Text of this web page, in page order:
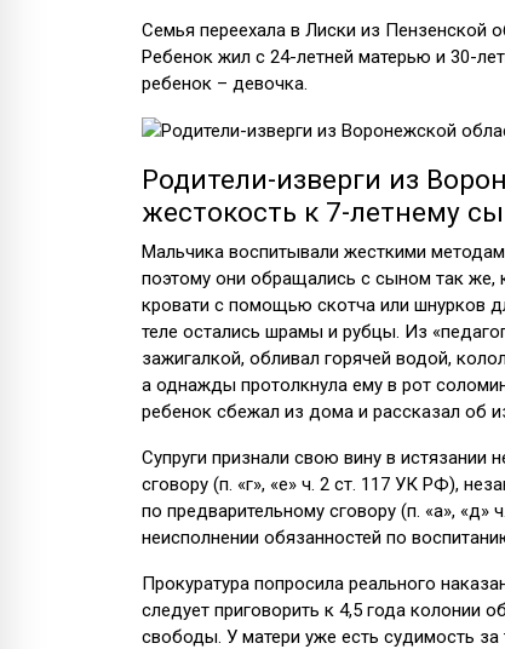
Семья переехала в Лиски из Пензенской
Ребенок жил с 24-летней матерью и 30-
ребенок – девочка.
Родители-изверги из
жестокость к 7-летнему
Мальчика воспитывали жесткими
поэтому они обращались с сыном так же,
кровати с помощью скотча или шнурков
теле остались шрамы и рубцы. Из
зажигалкой, обливал горячей водой,
а однажды протолкнула ему в рот
ребенок сбежал из дома и рассказал об
Супруги признали свою вину в истязании
сговору (п. «г», «е» ч. 2 ст. 117 УК РФ),
по предварительному сговору (п. «а»,
неисполнении обязанностей по
Прокуратура попросила реального
следует приговорить к 4,5 года
свободы. У матери уже есть судимость